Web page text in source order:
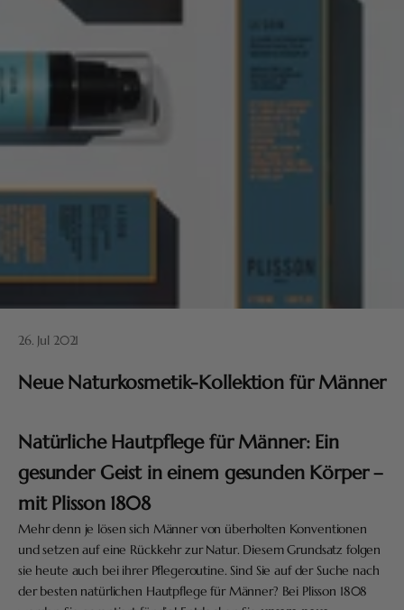
26. Jul 2021
Neue Naturkosmetik-Kollektion für Männer
Natürliche Hautpflege für Männer: Ein
gesunder Geist in einem gesunden Körper –
mit Plisson 1808
Mehr denn je lösen sich Männer von überholten Konventionen
und setzen auf eine Rückkehr zur Natur. Diesem Grundsatz folgen
sie heute auch bei ihrer Pflegeroutine. Sind Sie auf der Suche nach
der besten natürlichen Hautpflege für Männer? Bei Plisson 1808